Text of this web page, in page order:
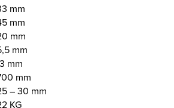
mm
mm
mm
mm
mm
mm
– 30 mm
KG